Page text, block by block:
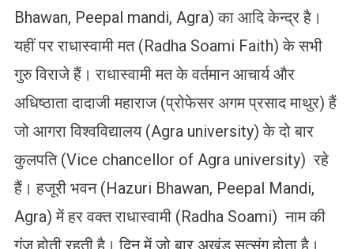
Bhawan, Peepal mandi, Agra) का आदि केन्द्र है।
यहीं पर राधास्वामी मत (Radha Soami Faith) के सभी
गुरु विराजे हैं। राधास्वामी मत के वर्तमान आचार्य और
अधिष्ठाता दादाजी महाराज (प्रोफेसर अगम प्रसाद माथुर) हैं
जो आगरा विश्वविद्यालय (Agra university) के दो बार
कुलपति (Vice chancellor of Agra university) रहे
हैं। हजूरी भवन (Hazuri Bhawan, Peepal Mandi,
Agra) में हर वक्त राधास्वामी (Radha Soami) नाम की